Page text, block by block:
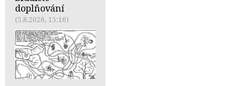
doplňování
(5.8.2026, 15:16)